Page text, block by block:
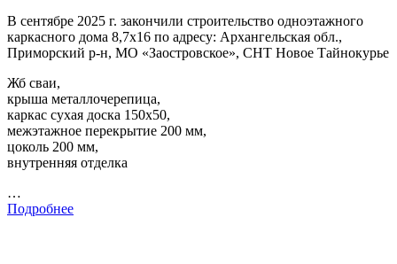
В сентябре 2025 г. закончили строительство одноэтажного
каркасного дома 8,7х16 по адресу: Архангельская обл.,
Приморский р-н, МО «Заостровское», СНТ Новое Тайнокурье
Жб сваи,
крыша металлочерепица,
каркас сухая доска 150х50,
межэтажное перекрытие 200 мм,
цоколь 200 мм,
внутренняя отделка
…
Подробнее